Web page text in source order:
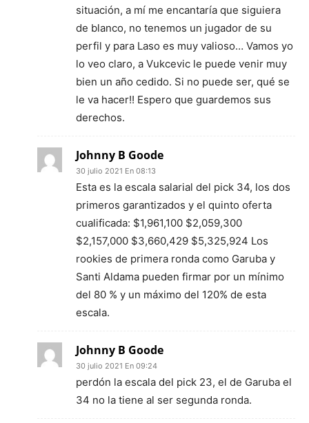
situación, a mí me encantaría que siguiera
de blanco, no tenemos un jugador de su
perfil y para Laso es muy valioso… Vamos yo
lo veo claro, a Vukcevic le puede venir muy
bien un año cedido. Si no puede ser, qué se
le va hacer!! Espero que guardemos sus
derechos.
Johnny B Goode
30 julio 2021 En 08:13
Esta es la escala salarial del pick 34, los dos
primeros garantizados y el quinto oferta
cualificada: $1,961,100 $2,059,300
$2,157,000 $3,660,429 $5,325,924 Los
rookies de primera ronda como Garuba y
Santi Aldama pueden firmar por un mínimo
del 80 % y un máximo del 120% de esta
escala.
Johnny B Goode
30 julio 2021 En 09:24
perdón la escala del pick 23, el de Garuba el
34 no la tiene al ser segunda ronda.